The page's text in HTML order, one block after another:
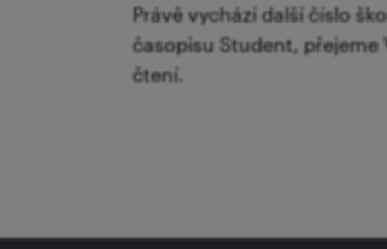
Právě vychází další číslo
časopisu Student, přejeme
čtení.